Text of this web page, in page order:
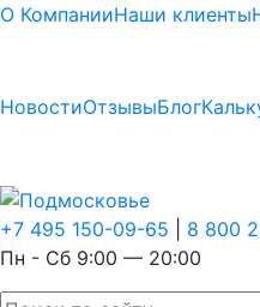
О КомпанииНаши клиенты
НовостиОтзывыБлог
+7 495 150-09-65
8 800
Пн - Сб 9:00 — 20:00